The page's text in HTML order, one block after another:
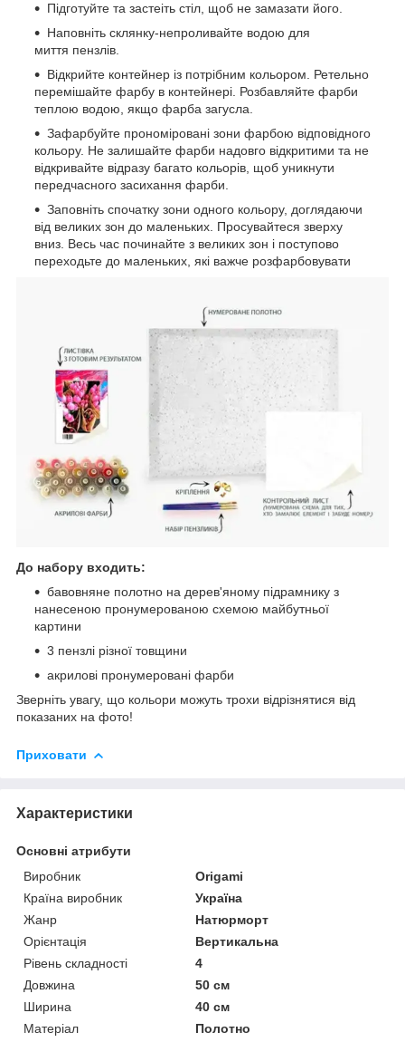
Підготуйте та застеіть стіл, щоб не замазати його.
Наповніть склянку-непроливайте водою для
миття пензлів.
Відкрийте контейнер із потрібним кольором. Ретельно
перемішайте фарбу в контейнері. Розбавляйте фарби
теплою водою, якщо фарба загусла.
Зафарбуйте прономіровані зони фарбою відповідного
кольору. Не залишайте фарби надовго відкритими та не
відкривайте відразу багато кольорів, щоб уникнути
передчасного засихання фарби.
Заповніть спочатку зони одного кольору, доглядаючи
від великих зон до маленьких. Просувайтеся зверху
вниз. Весь час починайте з великих зон і поступово
переходьте до маленьких, які важче розфарбовувати
До набору входить:
бавовняне полотно на дерев'яному підрамнику з
нанесеною пронумерованою схемою майбутньої
картини
3 пензлі різної товщини
акрилові пронумеровані фарби
Зверніть увагу, що кольори можуть трохи відрізнятися від
показаних на фото!
Приховати
Характеристики
Основні атрибути
Виробник
Origami
Країна виробник
Україна
Жанр
Натюрморт
Орієнтація
Вертикальна
Рівень складності
4
Довжина
50 см
Ширина
40 см
Матеріал
Полотно